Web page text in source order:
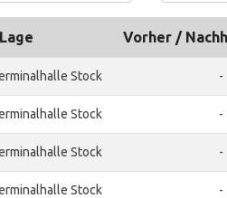
Lage Vorher /
Stock -
Stock -
Stock -
Stock -